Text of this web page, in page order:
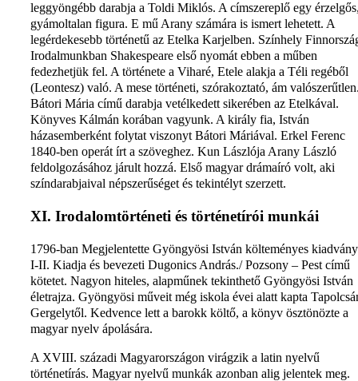
leggyöngébb darabja a Toldi Miklós. A címszereplő egy
gyámoltalan figura. E mű Arany számára is ismert lehetett. A
legérdekesebb történetű az Etelka Karjelben. Színhely
Irodalmunkban Shakespeare első nyomát ebben a műben
fedezhetjük fel. A története a Viharé, Etele alakja a Téli regéből
(Leontesz) való. A mese történeti, szórakoztató, ám
Bátori Mária című darabja vetélkedett sikerében az Etelkával.
Könyves Kálmán korában vagyunk. A király fia, István
házasemberként folytat viszonyt Bátori Máriával. Erkel Ferenc
1840-ben operát írt a szöveghez. Kun Lászlója Arany László
feldolgozásához járult hozzá. Első magyar drámaíró volt, aki
színdarabjaival népszerűséget és tekintélyt szerzett.
XI. Irodalomtörténeti és történetírói munkái
1796-ban Megjelentette Gyöngyösi István költeményes
I-II. Kiadja és bevezeti Dugonics András./ Pozsony – Pest című
kötetet. Nagyon hiteles, alapműnek tekinthető Gyöngyösi István
életrajza. Gyöngyösi műveit még iskola évei alatt kapta
Gergelytől. Kedvence lett a barokk költő, a könyv ösztönözte a
magyar nyelv ápolására.
A XVIII. századi Magyarországon virágzik a latin nyelvű
történetírás. Magyar nyelvű munkák azonban alig jelentek meg.